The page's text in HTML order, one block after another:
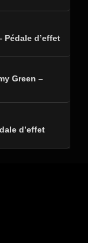
Pédale d’effet
Green –
d’effet